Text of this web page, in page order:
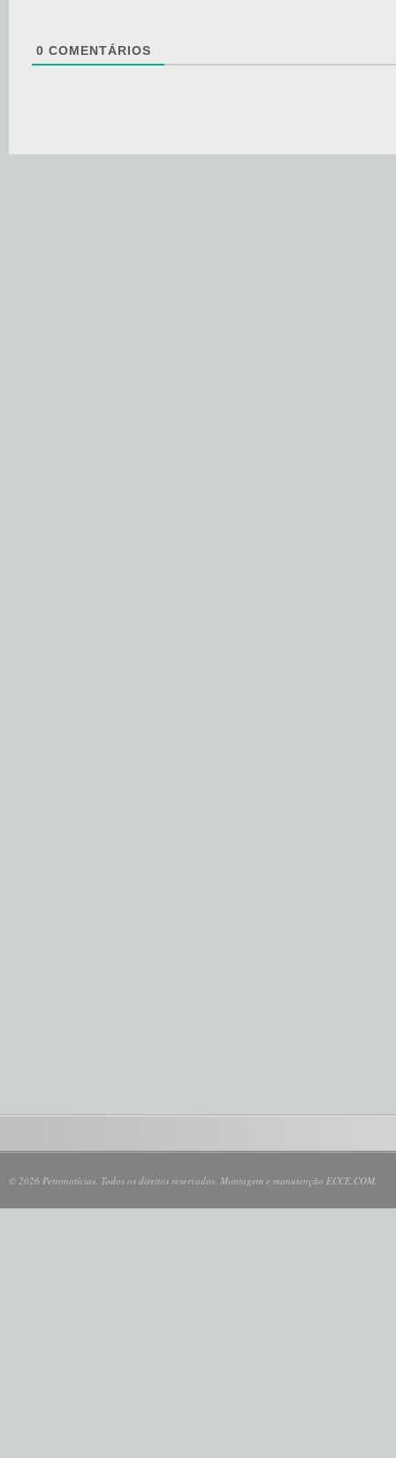
0 COMENTÁRIOS
© 2026 Petronotícias. Todos os direitos reservados. Montagem e manutenção ECCE.COM.